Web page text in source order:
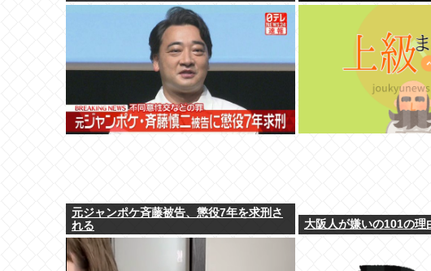
元ジャンポケ斉藤被告、懲役7年を求刑さ
れる
大阪人が嫌いの101の理